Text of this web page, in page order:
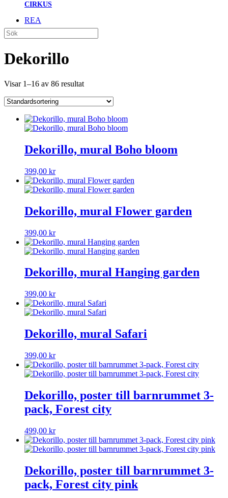
CIRKUS
REA
Dekorillo
Visar 1–16 av 86 resultat
Dekorillo, mural Boho bloom
399,00 kr
Dekorillo, mural Flower garden
399,00 kr
Dekorillo, mural Hanging garden
399,00 kr
Dekorillo, mural Safari
399,00 kr
Dekorillo, poster till barnrummet 3-
pack, Forest city
499,00 kr
Dekorillo, poster till barnrummet 3-
pack, Forest city pink